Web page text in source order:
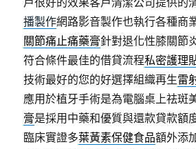
播製作網路影音製作也執行各種商
關節痛止痛藥膏針對退化性膝關節
符合條件最佳的借貸流程私密護理
技術最好的您的好選擇組織再生雷
應用於植牙手術是為電腦桌上祛斑
膏是採用中藥和優質與還款貸款額
臨床實證多葉黃素保健食品額外添